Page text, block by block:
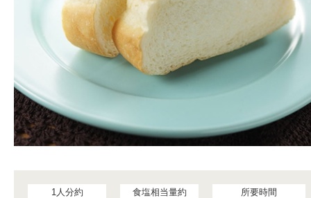
1人分約 食塩相当量約 所要時間